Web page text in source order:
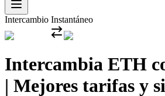
Intercambio Instantáneo
Intercambia ETH
| Mejores tarifas y